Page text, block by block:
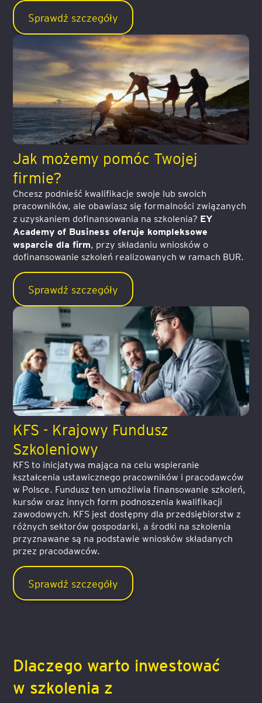
Sprawdź szczegóły
Jak możemy pomóc Twojej
firmie?
Chcesz podnieść kwalifikacje swoje lub swoich
pracowników, ale obawiasz się formalności związanych
z uzyskaniem dofinansowania na szkolenia? EY
Academy of Business oferuje kompleksowe
wsparcie dla firm, przy składaniu wniosków o
dofinansowanie szkoleń realizowanych w ramach BUR.
Sprawdź szczegóły
KFS - Krajowy Fundusz
Szkoleniowy
KFS to inicjatywa mająca na celu wspieranie
kształcenia ustawicznego pracowników i pracodawców
w Polsce. Fundusz ten umożliwia finansowanie szkoleń,
kursów oraz innych form podnoszenia kwalifikacji
zawodowych. KFS jest dostępny dla przedsiębiorstw z
różnych sektorów gospodarki, a środki na szkolenia
przyznawane są na podstawie wniosków składanych
przez pracodawców.
Sprawdź szczegóły
Dlaczego warto inwestować
w szkolenia z